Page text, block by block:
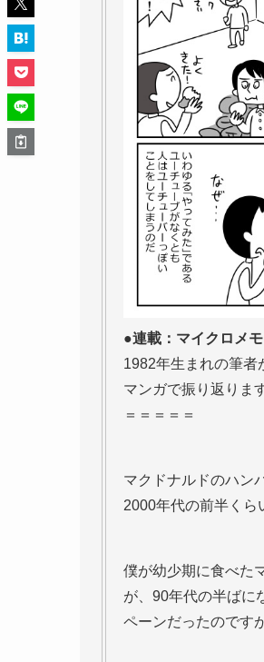
●連載：マイクロメ
1982年生まれの筆者
マンガで振り返りま
＝＝＝＝＝
マクドナルドのハン
2000年代の前半くら
僕が幼少期に食べた
が、90年代の半ばに
ペーンだったのです